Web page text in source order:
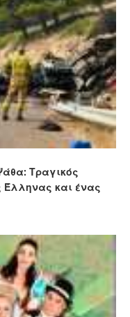
Τραγικός
Έλληνας και ένας